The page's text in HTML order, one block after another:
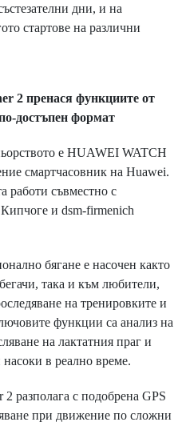
дни, и на
стартове на различни
2 пренася функциите от
достъпен формат
е HUAWEI WATCH
смартчасовник на Huawei.
работи съвместно с
и dsm-firmenich
бягане е насочен както
така и към любители,
на тренировките и
функции са анализ на
на лактатния праг и
в реално време.
разполага с подобрена GPS
при движение по сложни